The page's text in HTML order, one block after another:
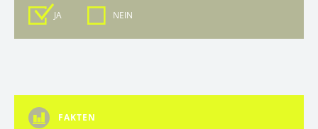
JA NEIN
FAKTEN